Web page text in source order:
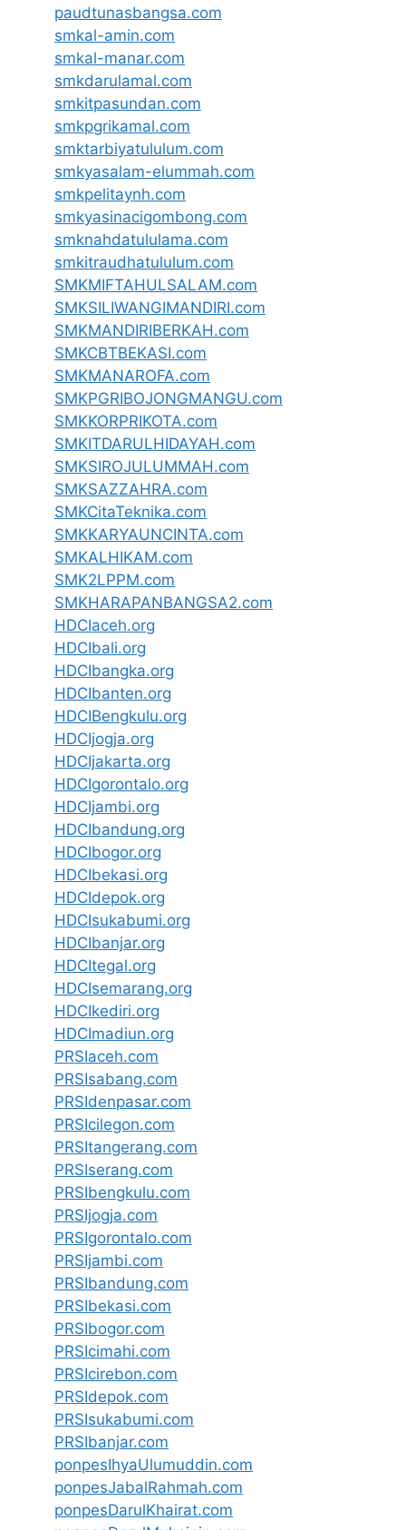
paudtunasbangsa.com
smkal-amin.com
smkal-manar.com
smkdarulamal.com
smkitpasundan.com
smkpgrikamal.com
smktarbiyatululum.com
smkyasalam-elummah.com
smkpelitaynh.com
smkyasinacigombong.com
smknahdatululama.com
smkitraudhatululum.com
SMKMIFTAHULSALAM.com
SMKSILIWANGIMANDIRI.com
SMKMANDIRIBERKAH.com
SMKCBTBEKASI.com
SMKMANAROFA.com
SMKPGRIBOJONGMANGU.com
SMKKORPRIKOTA.com
SMKITDARULHIDAYAH.com
SMKSIROJULUMMAH.com
SMKSAZZAHRA.com
SMKCitaTeknika.com
SMKKARYAUNCINTA.com
SMKALHIKAM.com
SMK2LPPM.com
SMKHARAPANBANGSA2.com
HDCIaceh.org
HDCIbali.org
HDCIbangka.org
HDCIbanten.org
HDCIBengkulu.org
HDCIjogja.org
HDCIjakarta.org
HDCIgorontalo.org
HDCIjambi.org
HDCIbandung.org
HDCIbogor.org
HDCIbekasi.org
HDCIdepok.org
HDCIsukabumi.org
HDCIbanjar.org
HDCItegal.org
HDCIsemarang.org
HDCIkediri.org
HDCImadiun.org
PRSIaceh.com
PRSIsabang.com
PRSIdenpasar.com
PRSIcilegon.com
PRSItangerang.com
PRSIserang.com
PRSIbengkulu.com
PRSIjogja.com
PRSIgorontalo.com
PRSIjambi.com
PRSIbandung.com
PRSIbekasi.com
PRSIbogor.com
PRSIcimahi.com
PRSIcirebon.com
PRSIdepok.com
PRSIsukabumi.com
PRSIbanjar.com
ponpesIhyaUlumuddin.com
ponpesJabalRahmah.com
ponpesDarulKhairat.com